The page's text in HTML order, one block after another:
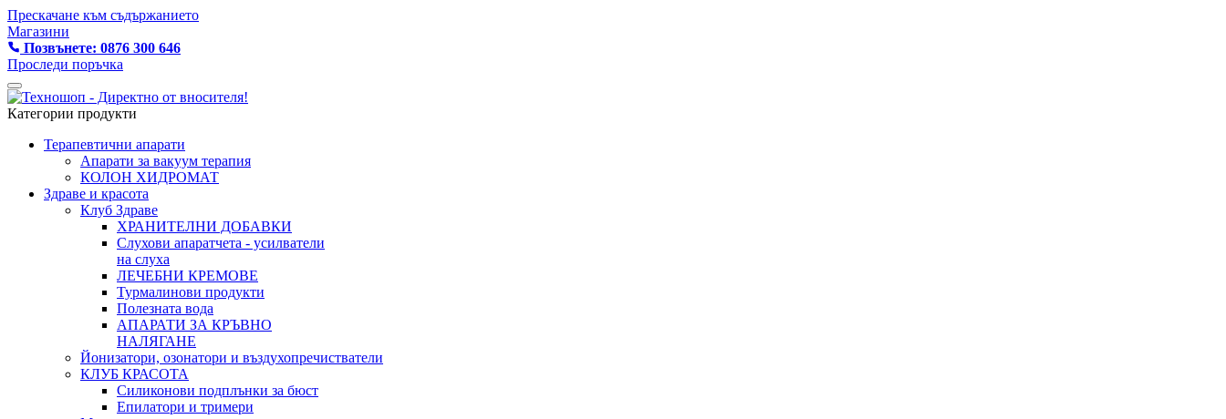
Прескачане към съдържанието
Магазини
Позвънете: 0876 300 646
Проследи поръчка
Категории продукти
Терапевтични апарати
Апарати за вакуум терапия
КОЛОН ХИДРОМАТ
Здраве и красота
Клуб Здраве
ХРАНИТЕЛНИ ДОБАВКИ
Слухови апаратчета - усилватели
на слуха
ЛЕЧЕБНИ КРЕМОВЕ
Турмалинови продукти
Полезната вода
АПАРАТИ ЗА КРЪВНО
НАЛЯГАНЕ
Йонизатори, озонатори и въздухопречистватели
КЛУБ КРАСОТА
Силиконови подплънки за бюст
Епилатори и тримери